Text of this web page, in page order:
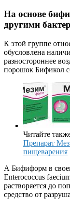
На основе
другими
К этой группе
обусловлена
разностороннее
порошок Бификол
Читайте
Препарат
пищеварения
А Бифиформ в
Enterococcus
растворяется до
средство от